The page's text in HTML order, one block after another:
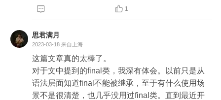
  1
思君满月
2023-03-18 来自上海
这篇文章真的太棒了。
对于文中提到的final类，我深有体会。以前只是从
语法层面知道final不能被继承，至于有什么使用场
景不是很清楚，也几乎没用过final类。直到最近开